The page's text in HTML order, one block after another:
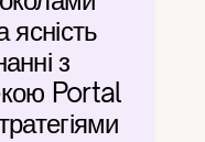
з
Portal